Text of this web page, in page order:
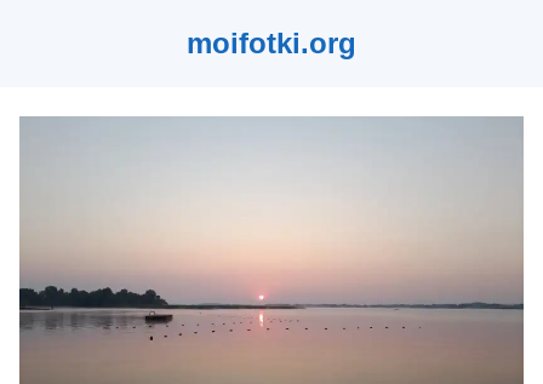
moifotki.org